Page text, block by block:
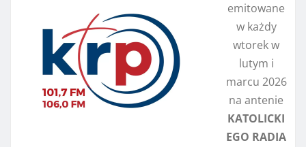
emitowane
w każdy
wtorek w
lutym i
marcu 2026
na antenie
KATOLICKI
EGO RADIA